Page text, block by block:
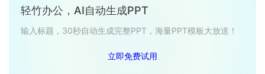
轻竹办公，AI自动生成PPT
输入标题，30秒自动生成完整PPT，海量PPT模板大放送！
立即免费试用